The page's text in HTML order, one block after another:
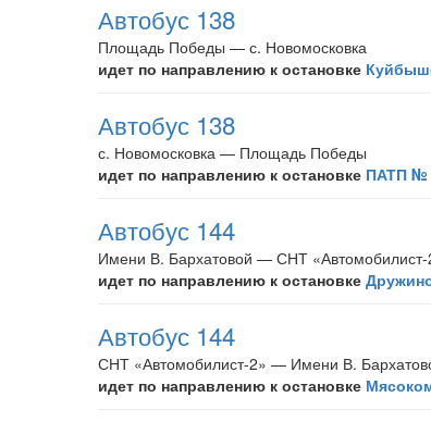
Автобус 138
Площадь Победы — с. Новомосковка
идет по направлению к остановке
Автобус 138
с. Новомосковка — Площадь Победы
идет по направлению к остановке ПАТП №
Автобус 144
Имени В. Бархатовой — СНТ «Автомобилист-
идет по направлению к остановке
Автобус 144
СНТ «Автомобилист-2» — Имени В.
идет по направлению к остановке